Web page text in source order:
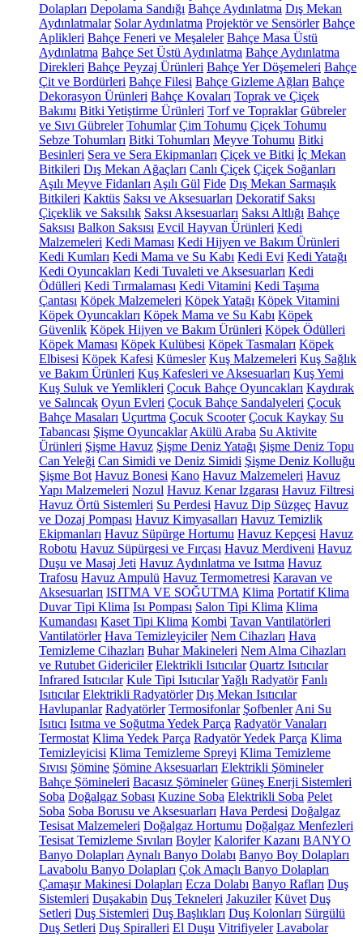
Dolapları Depolama Sandığı Bahçe Aydınlatma Dış Mekan
Aydınlatmalar Solar Aydınlatma Projektör ve Sensörler Bahçe
Aplikleri Bahçe Feneri ve Meşaleler Bahçe Masa Üstü
Aydınlatma Bahçe Set Üstü Aydınlatma Bahçe Aydınlatma
Direkleri Bahçe Peyzaj Ürünleri Bahçe Yer Döşemeleri Bahçe
Çit ve Bordürleri Bahçe Filesi Bahçe Gizleme Ağları Bahçe
Dekorasyon Ürünleri Bahçe Kovaları Toprak ve Çiçek
Bakımı Bitki Yetiştirme Ürünleri Torf ve Topraklar Gübreler
ve Sıvı Gübreler Tohumlar Çim Tohumu Çiçek Tohumu
Sebze Tohumları Bitki Tohumları Meyve Tohumu Bitki
Besinleri Sera ve Sera Ekipmanları Çiçek ve Bitki İç Mekan
Bitkileri Dış Mekan Ağaçları Canlı Çiçek Çiçek Soğanları
Aşılı Meyve Fidanları Aşılı Gül Fide Dış Mekan Sarmaşık
Bitkileri Kaktüs Saksı ve Aksesuarları Dekoratif Saksı
Çiçeklik ve Saksılık Saksı Aksesuarları Saksı Altlığı Bahçe
Saksısı Balkon Saksısı Evcil Hayvan Ürünleri Kedi
Malzemeleri Kedi Maması Kedi Hijyen ve Bakım Ürünleri
Kedi Kumları Kedi Mama ve Su Kabı Kedi Evi Kedi Yatağı
Kedi Oyuncakları Kedi Tuvaleti ve Aksesuarları Kedi
Ödülleri Kedi Tırmalaması Kedi Vitamini Kedi Taşıma
Çantası Köpek Malzemeleri Köpek Yatağı Köpek Vitamini
Köpek Oyuncakları Köpek Mama ve Su Kabı Köpek
Güvenlik Köpek Hijyen ve Bakım Ürünleri Köpek Ödülleri
Köpek Maması Köpek Kulübesi Köpek Tasmaları Köpek
Elbisesi Köpek Kafesi Kümesler Kuş Malzemeleri Kuş Sağlık
ve Bakım Ürünleri Kuş Kafesleri ve Aksesuarları Kuş Yemi
Kuş Suluk ve Yemlikleri Çocuk Bahçe Oyuncakları Kaydırak
ve Salıncak Oyun Evleri Çocuk Bahçe Sandalyeleri Çocuk
Bahçe Masaları Uçurtma Çocuk Scooter Çocuk Kaykay Su
Tabancası Şişme Oyuncaklar Akülü Araba Su Aktivite
Ürünleri Şişme Havuz Şişme Deniz Yatağı Şişme Deniz Topu
Can Yeleği Can Simidi ve Deniz Simidi Şişme Deniz Kolluğu
Şişme Bot Havuz Bonesi Kano Havuz Malzemeleri Havuz
Yapı Malzemeleri Nozul Havuz Kenar Izgarası Havuz Filtresi
Havuz Örtü Sistemleri Su Perdesi Havuz Dip Süzgeç Havuz
ve Dozaj Pompası Havuz Kimyasalları Havuz Temizlik
Ekipmanları Havuz Süpürge Hortumu Havuz Kepçesi Havuz
Robotu Havuz Süpürgesi ve Fırçası Havuz Merdiveni Havuz
Duşu ve Masaj Jeti Havuz Aydınlatma ve Isıtma Havuz
Trafosu Havuz Ampulü Havuz Termometresi Karavan ve
Aksesuarları ISITMA VE SOĞUTMA Klima Portatif Klima
Duvar Tipi Klima Isı Pompası Salon Tipi Klima Klima
Kumandası Kaset Tipi Klima Kombi Tavan Vantilatörleri
Vantilatörler Hava Temizleyiciler Nem Cihazları Hava
Temizleme Cihazları Buhar Makineleri Nem Alma Cihazları
ve Rutubet Gidericiler Elektrikli Isıtıcılar Quartz Isıtıcılar
Infrared Isıtıcılar Kule Tipi IsıtıcılarYağlı Radyatör Fanlı
Isıtıcılar Elektrikli Radyatörler Dış Mekan Isıtıcılar
Havlupanlar Radyatörler Termosifonlar Şofbenler Ani Su
Isıtıcı Isıtma ve Soğutma Yedek Parça Radyatör Vanaları
Termostat Klima Yedek Parça Radyatör Yedek Parça Klima
Temizleyicisi Klima Temizleme Spreyi Klima Temizleme
Sıvısı Şömine Şömine Aksesuarları Elektrikli Şömineler
Bahçe Şömineleri Bacasız Şömineler Güneş Enerji Sistemleri
Soba Doğalgaz Sobası Kuzine Soba Elektrikli Soba Pelet
Soba Soba Borusu ve Aksesuarları Hava Perdesi Doğalgaz
Tesisat Malzemeleri Doğalgaz Hortumu Doğalgaz Menfezleri
Tesisat Temizleme Sıvıları Boyler Kalorifer Kazanı BANYO
Banyo Dolapları Aynalı Banyo Dolabı Banyo Boy Dolapları
Lavabolu Banyo Dolapları Çok Amaçlı Banyo Dolapları
Çamaşır Makinesi Dolapları Ecza Dolabı Banyo Rafları Duş
Sistemleri Duşakabin Duş Tekneleri Jakuziler Küvet Duş
Setleri Duş Sistemleri Duş Başlıkları Duş Kolonları Sürgülü
Duş Setleri Duş Spiralleri El Duşu Vitrifiyeler Lavabolar